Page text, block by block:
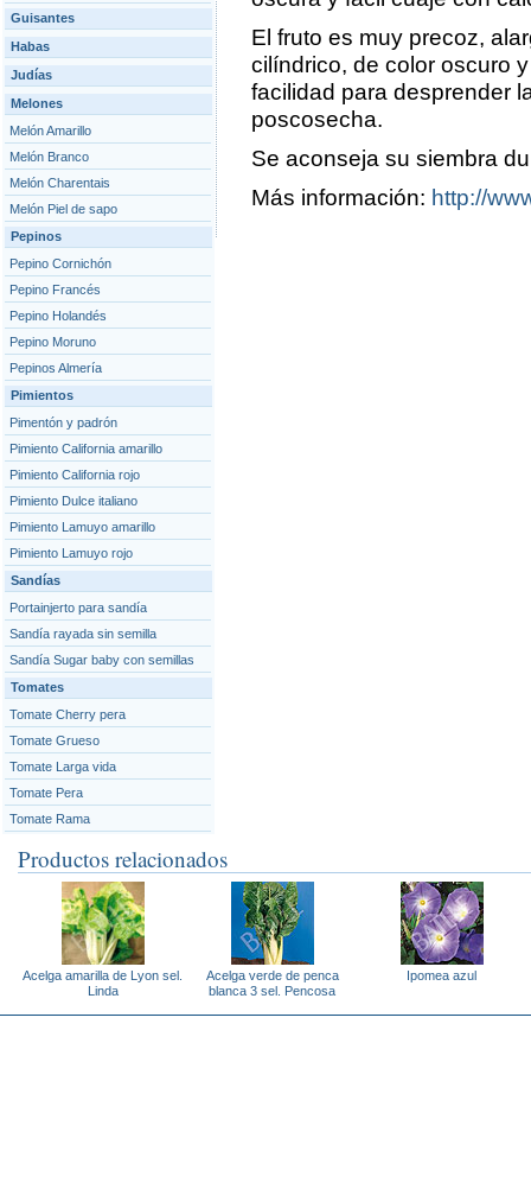
Guisantes
Habas
Judías
Melones
Melón Amarillo
Melón Branco
Melón Charentais
Melón Piel de sapo
Pepinos
Pepino Cornichón
Pepino Francés
Pepino Holandés
Pepino Moruno
Pepinos Almería
Pimientos
Pimentón y padrón
Pimiento California amarillo
Pimiento California rojo
Pimiento Dulce italiano
Pimiento Lamuyo amarillo
Pimiento Lamuyo rojo
Sandías
Portainjerto para sandía
Sandía rayada sin semilla
Sandía Sugar baby con semillas
Tomates
Tomate Cherry pera
Tomate Grueso
Tomate Larga vida
Tomate Pera
Tomate Rama
El fruto es muy precoz,
cilíndrico, de color oscuro
facilidad para desprender
poscosecha.
Se aconseja su siembra
Más información: http://
Productos relacionados
Acelga amarilla de Lyon sel.
Linda
Acelga verde de penca
blanca 3 sel. Pencosa
Ipomea azul